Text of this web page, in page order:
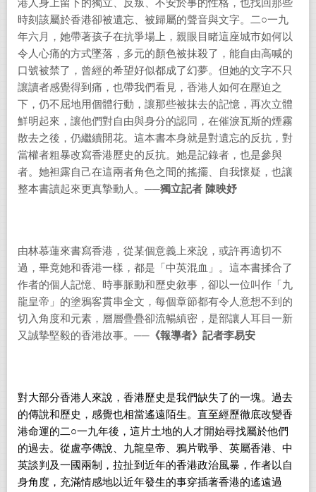
港人身上留下的獨立、反叛、不安於事的性格，也找回那些
時刻該屬於香港卻被遺忘、被歸屬的聲音與文字。二○一九
年六月，她帶著孩子在抗爭場上，親眼目睹這座城市如何以
令人心痛的方式墜落，多元的顏色被抹殺了，能自由高喊的
口號被禁了，曾經的希望好似都成了幻夢。但她的文字不只
讓讀者感覺得到痛，也帶我們看見，香港人如何在壓迫之
下，仍不屈地用個體行動，讓那些被抹去的記憶，再次立體
鮮明起來，讓他們對自由與身分的認同，在催淚瓦斯的煙霧
散去之後，仍繼續開花。這本書本身就是對遺忘的反抗，對
當權者粗暴改寫香港歷史的反抗。她是記錄者，也是參與
者。她袒露自己在這兩者角色之間的搖擺、自我懷疑，也讓
整本書讀起來更真摯動人。 ──獨立記者 陳映妤
由林慕蓮來書寫香港，從某個意義上來說，或許再適切不
過，畢竟她和香港一樣，都是「中英混血」。這本書揉合了
作者的個人記憶、時事脈動和歷史敘事，卻以一位叫作「九
龍皇帝」的塗鴉客貫串全文，每個章節都有令人意想不到的
切入角度和元素，層層疊疊卻流暢縝密，是部讓人耳目一新
又誠摯堅毅的香港故事。 ──《報導者》記者李易安
對大部分香港人來說，香港歷史是我們缺失了的一塊。過去
的傳說和歷史，感覺也相當遙遠陌生。直至經歷徹底改變香
港命運的二○一九年後，這片土地的人才開始尋找屬於他們
的過去。從盧亭傳說、九龍皇帝、鴉片戰爭、英屬香港、中
英談判及一國兩制，拉扯到近年的香港政治風暴，作者以自
身角度，充滿情感地以近年發生的事穿插著香港的遙遠過